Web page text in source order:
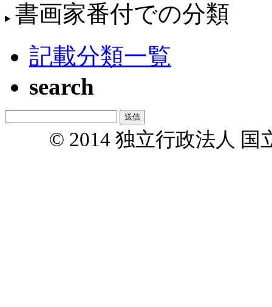
書画家番付での分類
記載分類一覧
search
© 2014 独立行政法人 国